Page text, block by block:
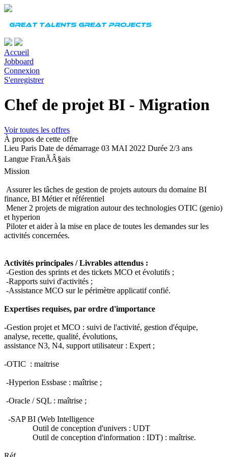
Accueil
Jobboard
Connexion
S'enregistrer
Chef de projet BI - Migration
Voir toutes les offres
À propos de cette offre
Lieu Paris Date de démarrage 03 MAI 2022 Durée 2/3 ans
Langue FranÃÂ§ais
Mission
Assurer les tâches de gestion de projets autours du domaine BI
finance, BI Métier et référentiel
Mener 2 projets de migration autour des technologies OTIC (genio)
et hyperion
Piloter et aider à la mise en place de toutes les demandes sur les
activités concernées.
Activités principales / Livrables attendus :
-Gestion des sprints et des tickets MCO et évolutifs ;
-Rapports suivi d'activités ;
-Assistance MCO sur le périmètre applicatif confié.
Expertises requises, par ordre d'importance
-Gestion projet et MCO : suivi de l'activité, gestion d'équipe,
analyse, recette, qualité, évolutions,
assistance N3, N4, support utilisateur : Expert ;
-OTIC : maitrise
-Hyperion Essbase : maîtrise ;
-Oracle / SQL : maîtrise ;
-SAP BI (Web Intelligence
Outil de conception d'univers : UDT
Outil de conception d'information : IDT) : maîtrise.